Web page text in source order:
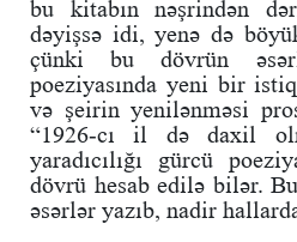
bu kitabın nəşrindən
dəyişsə idi, yenə də
çünki bu dövrün
poeziyasında yeni bir
və şeirin yenilənməsi
“1926-cı il də daxil
yaradıcılığı gürcü
dövrü hesab edilə bilər.
əsərlər yazıb, nadir